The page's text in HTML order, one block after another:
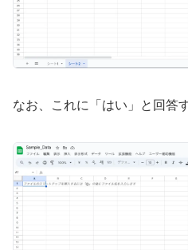
なお、これに「はい」と回答